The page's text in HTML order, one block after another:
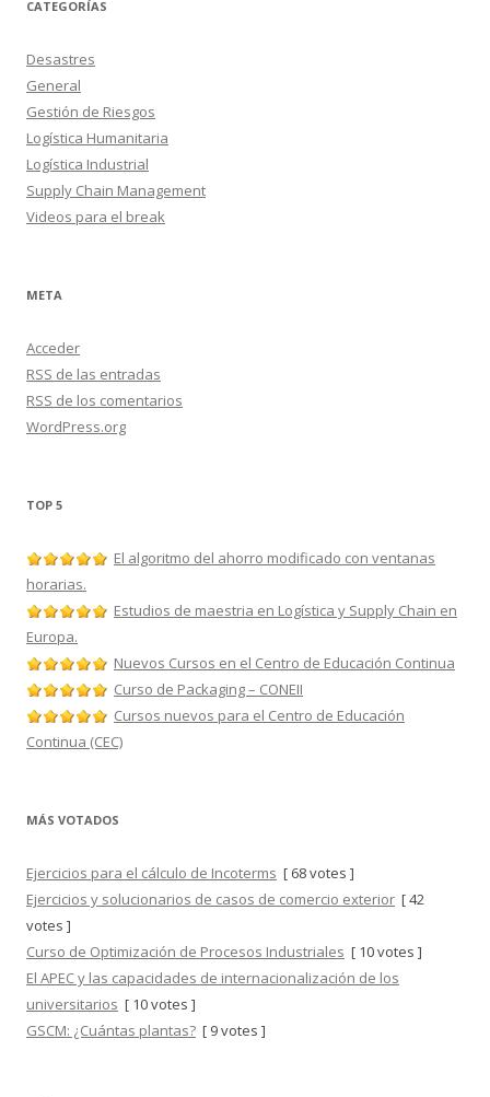
CATEGORÍAS
Desastres
General
Gestión de Riesgos
Logística Humanitaria
Logística Industrial
Supply Chain Management
Videos para el break
META
Acceder
RSS de las entradas
RSS de los comentarios
WordPress.org
TOP 5
El algoritmo del ahorro modificado con ventanas
horarias.
Estudios de maestria en Logística y Supply Chain en
Europa.
Nuevos Cursos en el Centro de Educación Continua
Curso de Packaging – CONEII
Cursos nuevos para el Centro de Educación
Continua (CEC)
MÁS VOTADOS
Ejercicios para el cálculo de Incoterms [ 68 votes ]
Ejercicios y solucionarios de casos de comercio exterior [ 42
votes ]
Curso de Optimización de Procesos Industriales [ 10 votes ]
El APEC y las capacidades de internacionalización de los
universitarios [ 10 votes ]
GSCM: ¿Cuántas plantas? [ 9 votes ]